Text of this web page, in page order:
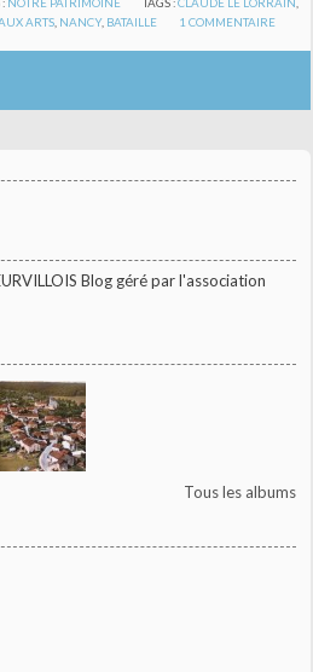
Blog géré par l'association
Tous les albums
ARTS NANCY, BATAILLE 1 COMMENTAIRE